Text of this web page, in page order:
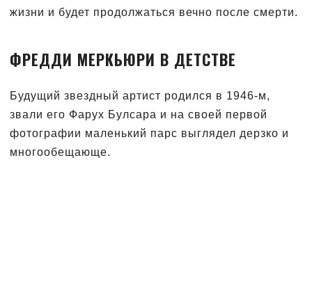
жизни и будет продолжаться вечно после смерти.
ФРЕДДИ МЕРКЬЮРИ В ДЕТСТВЕ
Будущий звездный артист родился в 1946-м,
звали его Фарух Булсара и на своей первой
фотографии маленький парс выглядел дерзко и
многообещающе.